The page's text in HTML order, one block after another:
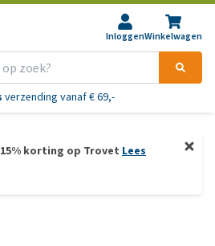
InloggenWinkelwagen
verzending vanaf € 69,-
korting op Trovet Lees